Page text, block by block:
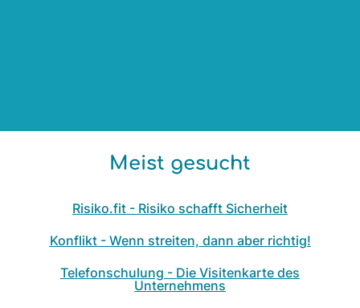
Meist gesucht
Risiko.fit - Risiko schafft Sicherheit
Konflikt - Wenn streiten, dann aber richtig!
Telefonschulung - Die Visitenkarte des
Unternehmens